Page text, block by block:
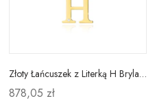
Złoty Łańcuszek z Literką H Brylant pr 585
878,05 zł